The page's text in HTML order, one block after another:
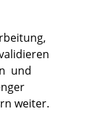
und
weiter.